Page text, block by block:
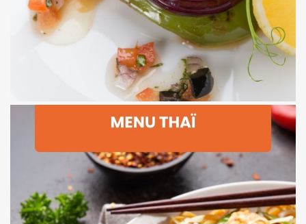
Menu Moléculaire
Dessert : Crème coco citronnelle, perles de tapioca